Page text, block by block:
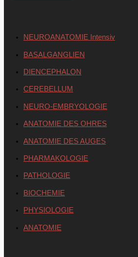
NEUROANATOMIE Intensiv
BASALGANGLIEN
DIENCEPHALON
CEREBELLUM
NEURO-EMBRYOLOGIE
ANATOMIE DES OHRES
ANATOMIE DES AUGES
PHARMAKOLOGIE
PATHOLOGIE
BIOCHEMIE
PHYSIOLOGIE
ANATOMIE